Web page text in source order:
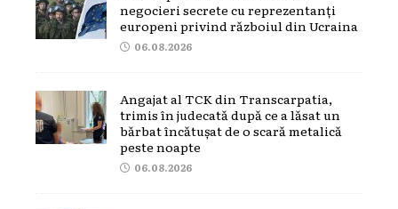
negocieri secrete cu reprezentanți
europeni privind războiul din Ucraina
06.08.2026
Angajat al TCK din Transcarpatia,
trimis în judecată după ce a lăsat un
bărbat încătușat de o scară metalică
peste noapte
06.08.2026